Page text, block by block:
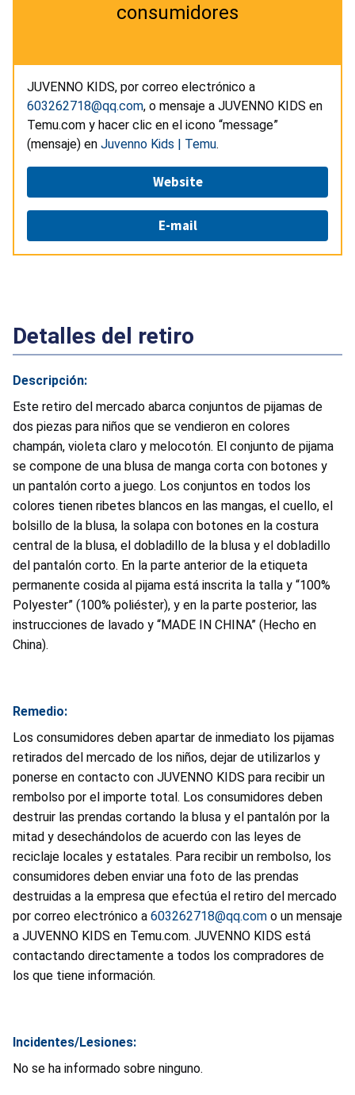
consumidores
JUVENNO KIDS, por correo electrónico a
603262718@qq.com, o mensaje a JUVENNO KIDS en
Temu.com y hacer clic en el icono “message”
(mensaje) en Juvenno Kids | Temu.
Website
E-mail
Detalles del retiro
Descripción:
Este retiro del mercado abarca conjuntos de pijamas de
dos piezas para niños que se vendieron en colores
champán, violeta claro y melocotón. El conjunto de pijama
se compone de una blusa de manga corta con botones y
un pantalón corto a juego. Los conjuntos en todos los
colores tienen ribetes blancos en las mangas, el cuello, el
bolsillo de la blusa, la solapa con botones en la costura
central de la blusa, el dobladillo de la blusa y el dobladillo
del pantalón corto. En la parte anterior de la etiqueta
permanente cosida al pijama está inscrita la talla y “100%
Polyester” (100% poliéster), y en la parte posterior, las
instrucciones de lavado y “MADE IN CHINA” (Hecho en
China).
Remedio:
Los consumidores deben apartar de inmediato los pijamas
retirados del mercado de los niños, dejar de utilizarlos y
ponerse en contacto con JUVENNO KIDS para recibir un
rembolso por el importe total. Los consumidores deben
destruir las prendas cortando la blusa y el pantalón por la
mitad y desechándolos de acuerdo con las leyes de
reciclaje locales y estatales. Para recibir un rembolso, los
consumidores deben enviar una foto de las prendas
destruidas a la empresa que efectúa el retiro del mercado
por correo electrónico a 603262718@qq.com o un mensaje
a JUVENNO KIDS en Temu.com. JUVENNO KIDS está
contactando directamente a todos los compradores de
los que tiene información.
Incidentes/Lesiones:
No se ha informado sobre ninguno.